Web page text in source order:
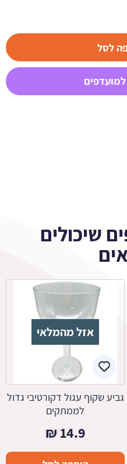
לסל
שיכולים
אזל מהמלאי
גביע שקוף עגול דקורטיבי גדול
לממתקים
14.9
₪